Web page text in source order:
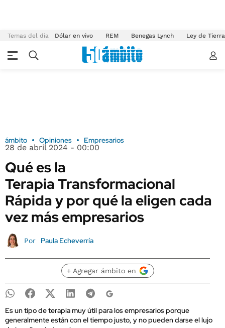
Temas del día Dólar en vivo REM Benegas Lynch Ley de
ámbito Opiniones Empresarios
28 de abril 2024 - 00:00
Qué es la
Terapia Transformacional
Rápida y por qué la eligen cada
vez más empresarios
Por Paula Echeverría
+ Agregar ámbito en
Es un tipo de terapia muy útil para los empresarios porque
generalmente están con el tiempo justo, y no pueden darse el lujo